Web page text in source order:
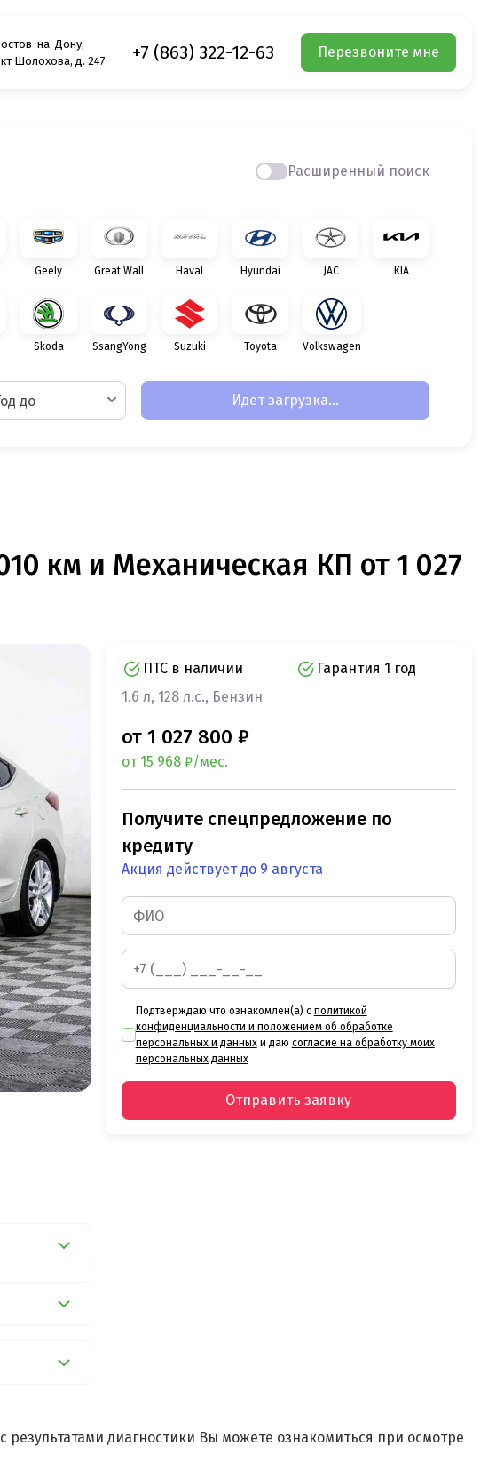
на-Дону,
Шолохова, д. 247
+7 (863) 322-12-63 Перезвоните мне
Расширенный поиск
Geely Great Wall Haval Hyundai JAC KIA
Skoda SsangYong Suzuki Toyota Volkswagen
до Идет загрузка...
км и Механическая КП от 1 027
ПТС в наличии
Гарантия 1 год
1.6 л, 128 л.с., Бензин
от 1 027 800 ₽
от 15 968 ₽/мес.
Получите спецпредложение по
кредиту
Акция действует до 9 августа
Подтверждаю что ознакомлен(а) с политикой
конфиденциальности и положением об обработке
персональных и данныхи даю согласие на обработку моих
персональных данных
Отправить заявку
диагностики Вы можете ознакомиться при осмотре